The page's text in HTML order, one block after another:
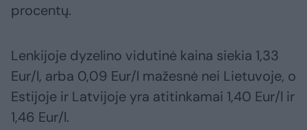
procentų.
Lenkijoje dyzelino vidutinė kaina siekia 1,33
Eur/l, arba 0,09 Eur/l mažesnė nei Lietuvoje, o
Estijoje ir Latvijoje yra atitinkamai 1,40 Eur/l ir
1,46 Eur/l.